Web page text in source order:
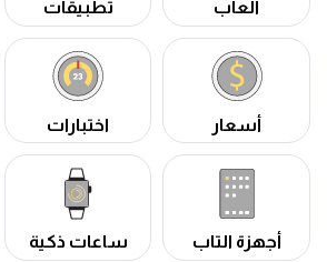
ألعاب تطبيقات
أسعار اختبارات
أجهزة التاب ساعات ذكية